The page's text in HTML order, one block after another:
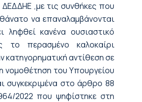
,με τις συνθήκες που
να επαναλαμβάνονται
ληφθεί κανένα ουσιαστικό
το περασμένο καλοκαίρι
κατηγορηματική αντίθεση σε
νομοθέτηση του Υπουργείου
συγκεκριμένα στο άρθρο 88
2022 που ψηφίστηκε στη